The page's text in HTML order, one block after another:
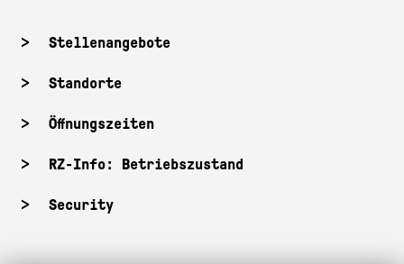
Stellenangebote
Standorte
Öffnungszeiten
RZ-Info: Betriebszustand
Security